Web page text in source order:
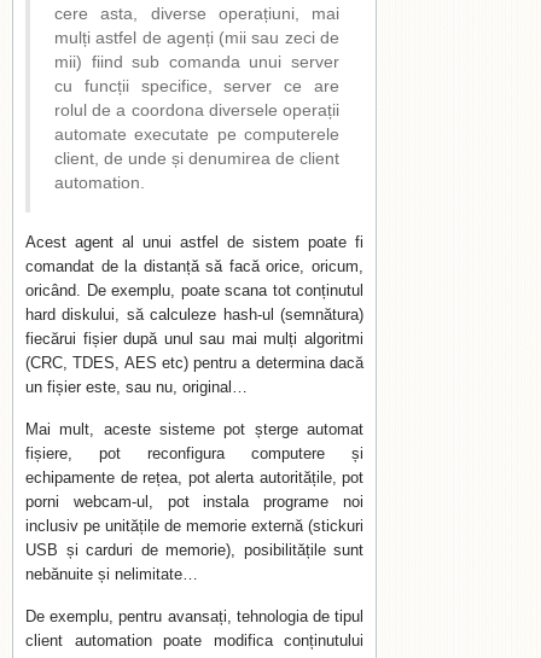
cere asta, diverse operațiuni, mai
mulți astfel de agenți (mii sau zeci de
mii) fiind sub comanda unui server
cu funcții specifice, server ce are
rolul de a coordona diversele operații
automate executate pe computerele
client, de unde și denumirea de client
automation.
Acest agent al unui astfel de sistem poate fi
comandat de la distanță să facă orice, oricum,
oricând. De exemplu, poate scana tot conținutul
hard diskului, să calculeze hash-ul (semnătura)
fiecărui fișier după unul sau mai mulți algoritmi
(CRC, TDES, AES etc) pentru a determina dacă
un fișier este, sau nu, original…
Mai mult, aceste sisteme pot șterge automat
fișiere, pot reconfigura computere și
echipamente de rețea, pot alerta autoritățile, pot
porni webcam-ul, pot instala programe noi
inclusiv pe unitățile de memorie externă (stickuri
USB și carduri de memorie), posibilitățile sunt
nebănuite și nelimitate…
De exemplu, pentru avansați, tehnologia de tipul
client automation poate modifica conținutului